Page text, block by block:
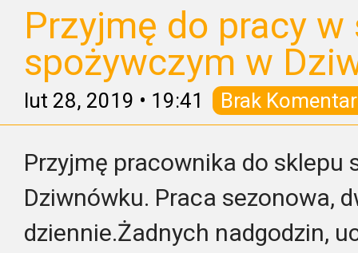
Przyjmę do pracy w
spożywczym w
lut 28, 2019 • 19:41 Brak
Przyjmę pracownika do sklepu
Dziwnówku. Praca sezonowa,
dziennie.Żadnych nadgodzin,